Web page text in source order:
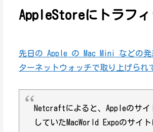
AppleStoreにトラフィ
先日の Apple の Mac Mini などの発
ターネットウォッチで取り上げられ
Netcraftによると、Appleのサイ
していたMacWorld Expoのサイ